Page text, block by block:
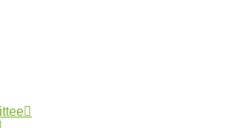
findet im
auf Augenhöhe – Macht,
Strukturen”
Mitglied des